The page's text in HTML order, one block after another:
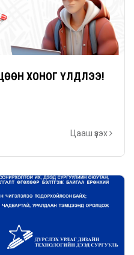
ХОНОГ ҮЛДЛЭЭ!
Цааш үзэх